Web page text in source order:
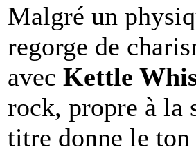
Malgré un
regorge de
avec Kettle
rock, propre à la
titre donne le